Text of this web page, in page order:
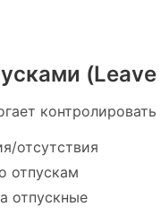
отсутствия
отпускам
отпускные